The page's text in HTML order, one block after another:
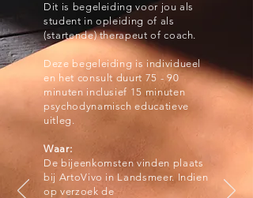
Dit is begeleiding voor jou als
student in opleiding of als
(startende) therapeut of coach.
Deze begeleiding is individueel
en het consult duurt 75 - 90
minuten inclusief 15 minuten
psychodynamisch educatieve
uitleg.
Waar:
De bijeenkomsten vinden plaats
bij ArtoVivo in Landsmeer. Indien
op verzoek de